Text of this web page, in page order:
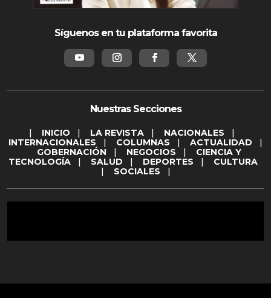
Síguenos en tu plataforma favorita
Nuestras Secciones
| INICIO | LA REVISTA | NACIONALES |
INTERNACIONALES | COLUMNAS | ACTUALIDAD |
GOBERNACIÓN | NEGOCIOS | CIENCIA Y
TECNOLOGÍA | SALUD | DEPORTES | CULTURA
| SOCIALES |